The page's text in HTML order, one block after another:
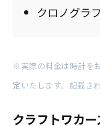
クロノグラ
※実際の料金は時計を
定いたします。記載さ
クラフトワカ